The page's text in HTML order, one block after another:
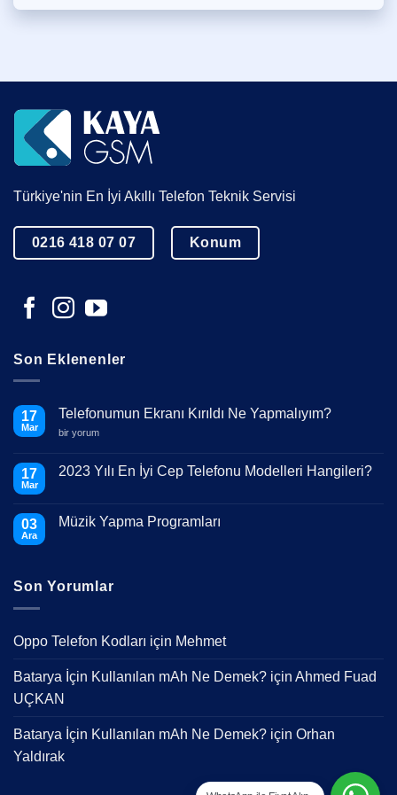
Türkiye'nin En İyi Akıllı Telefon Teknik Servisi
0216 418 07 07 Konum
Son Eklenenler
17
Mar
Telefonumun Ekranı Kırıldı Ne Yapmalıyım?
Telefonumun
Ne
Yapmalıyım?
bir yorum
17
Mar
2023 Yılı En İyi Cep Telefonu Modelleri Hangileri?
Yılı
Hangileri?
03
Ara
Müzik Yapma Programları
Programları
Son Yorumlar
Oppo Telefon Kodları için Mehmet
Batarya İçin Kullanılan mAh Ne Demek? için Ahmed Fuad
UÇKAN
Batarya İçin Kullanılan mAh Ne Demek? için Orhan
Yaldırak